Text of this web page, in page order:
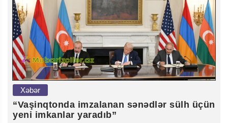
Xəbər
“Vaşinqtonda imzalanan sənədlər sülh üçün
yeni imkanlar yaradıb”